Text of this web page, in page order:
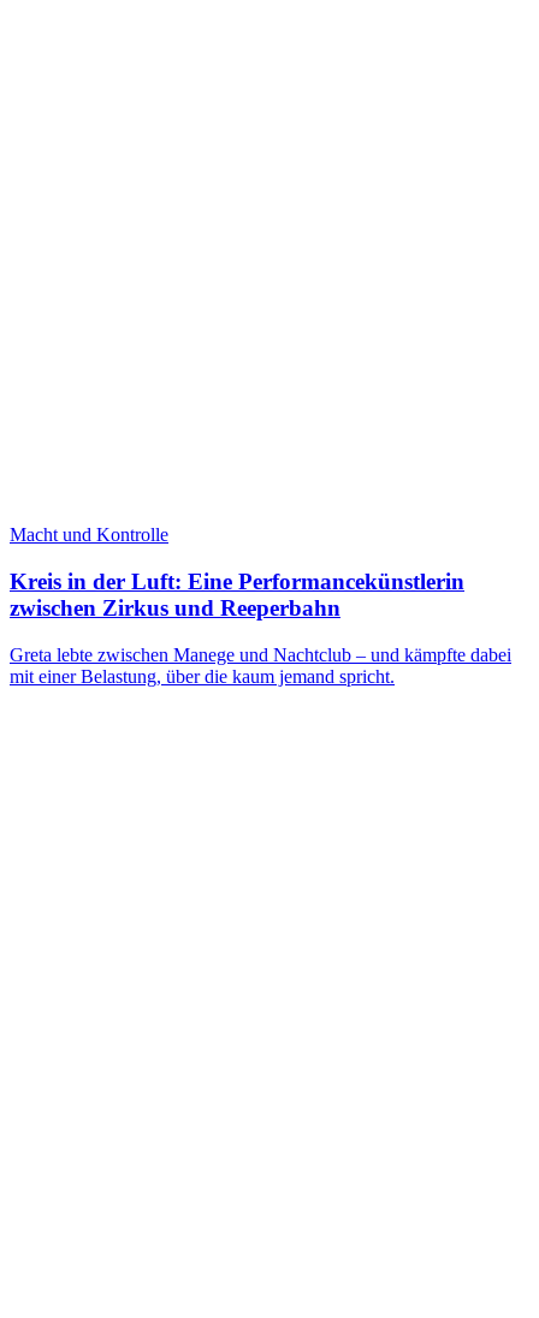
Macht und Kontrolle
Kreis in der Luft: Eine Performancekünstlerin
zwischen Zirkus und Reeperbahn
Greta lebte zwischen Manege und Nachtclub – und kämpfte dabei
mit einer Belastung, über die kaum jemand spricht.